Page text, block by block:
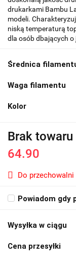
drukarkami Bambu
modeli.
niską temperaturą
dla osób dbających
Średnica
Waga filamentu
Kolor
Brak towaru
64.90
Do przechowalni
Powiadom gdy
Wysyłka w ciągu
Cena przesyłki